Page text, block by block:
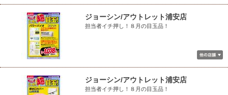
ジョーシン/アウトレット浦安店
担当者イチ押し！８月の目玉品！
ジョーシン/アウトレット浦安店
担当者イチ押し！８月の目玉品！